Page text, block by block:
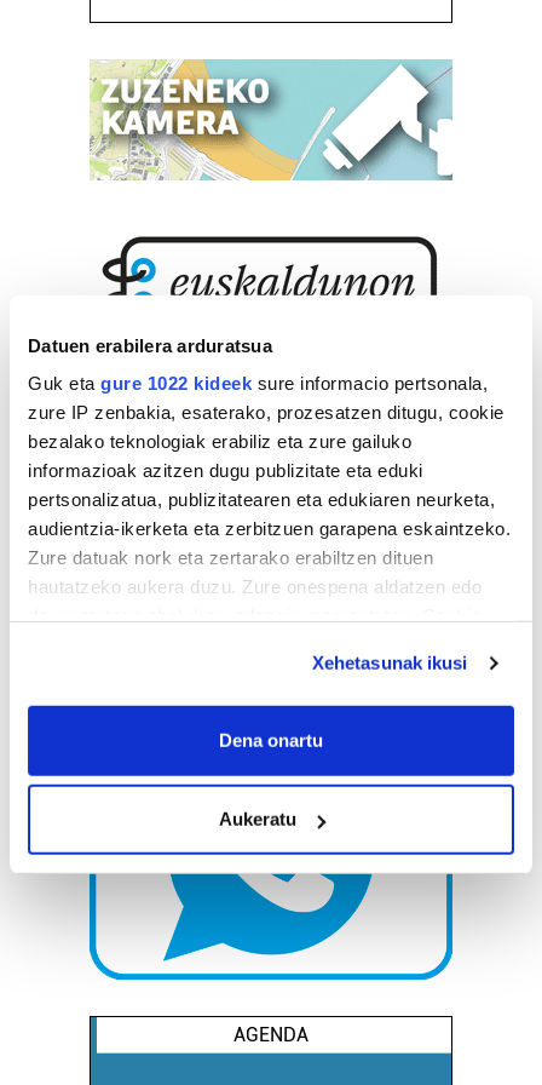
Datuen erabilera arduratsua
Guk eta gure 1022 kideek sure informacio pertsonala,
zure IP zenbakia, esaterako, prozesatzen ditugu, cookie
bezalako teknologiak erabiliz eta zure gailuko
informazioak azitzen dugu publizitate eta eduki
pertsonalizatua, publizitatearen eta edukiaren neurketa,
audientzia-ikerketa eta zerbitzuen garapena eskaintzeko.
Zure datuak nork eta zertarako erabiltzen dituen
hautatzeko aukera duzu. Zure onespena aldatzen edo
If you allow, we would also like to:
Collect information about your geographical
Identify your device by actively scanning it for
specific characteristics (fingerprinting)
Find out more about how your personal data is processed
and set your preferences in thedetails section
Guk eta gure bazkideek zure datu pertsonalak
teknologia erabiliz, cookieak adibidez, iragarki eta eduki
pertsonalizatuak eskaintzeko, iragarkiak eta edukia
Xehetasunak ikusi
Dena onartu
Aukeratu
AGENDA